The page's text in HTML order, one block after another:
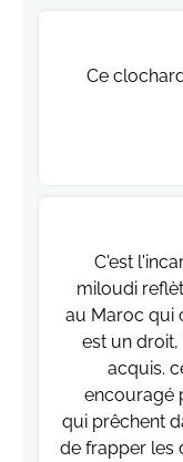
Ce
C'est
miloudi
au Maroc qui
est un
acquis.
encouragé
qui prêchent
de frapper les